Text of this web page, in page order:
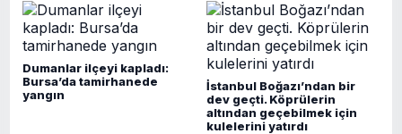
Dumanlar ilçeyi kapladı:
Bursa’da tamirhanede
yangın
İstanbul Boğazı’ndan bir
dev geçti. Köprülerin
altından geçebilmek için
kulelerini yatırdı